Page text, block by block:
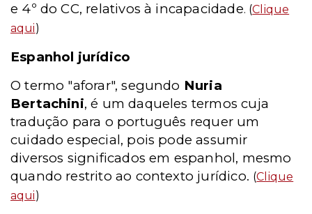
e 4º do CC, relativos à incapacidade. (Clique
aqui)
Espanhol jurídico
O termo "aforar", segundo Nuria
Bertachini, é um daqueles termos cuja
tradução para o português requer um
cuidado especial, pois pode assumir
diversos significados em espanhol, mesmo
quando restrito ao contexto jurídico. (Clique
aqui)